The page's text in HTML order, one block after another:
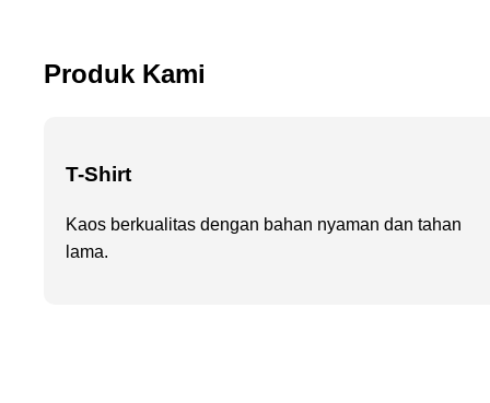
Produk Kami
T-Shirt
Kaos berkualitas dengan bahan nyaman dan tahan
lama.